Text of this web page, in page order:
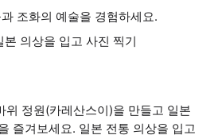
조화의 예술을 경험하세요.
의상을 입고 사진 찍기
위 정원(카레산스이)을 만들고 일본
즐겨보세요. 일본 전통 의상을 입고